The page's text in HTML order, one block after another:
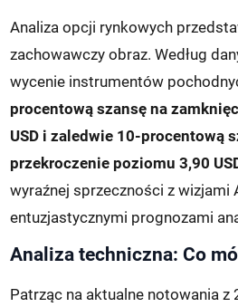
Analiza opcji rynkowych
zachowawczy obraz. Według
wycenie instrumentów
procentową szansę na
USD i zaledwie 10-procentową
przekroczenie poziomu 3,90
wyraźnej sprzeczności z wizjami
entuzjastycznymi prognozami
Analiza techniczna: Co
Patrząc na aktualne notowania z